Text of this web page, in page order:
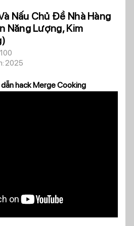
Nấu Chủ Đề Nhà Hàng
Năng Lượng, Kim
2025
hack Merge Cooking